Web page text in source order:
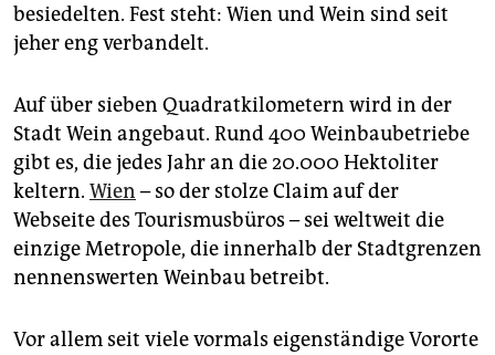
besiedelten. Fest steht: Wien und Wein sind seit
jeher eng verbandelt.
Auf über sieben Quadratkilometern wird in der
Stadt Wein angebaut. Rund 400 Weinbaubetriebe
gibt es, die jedes Jahr an die 20.000 Hektoliter
keltern. Wien – so der stolze Claim auf der
Webseite des Tourismusbüros – sei weltweit die
einzige Metropole, die innerhalb der Stadtgrenzen
nennenswerten Weinbau betreibt.
Vor allem seit viele vormals eigenständige Vororte